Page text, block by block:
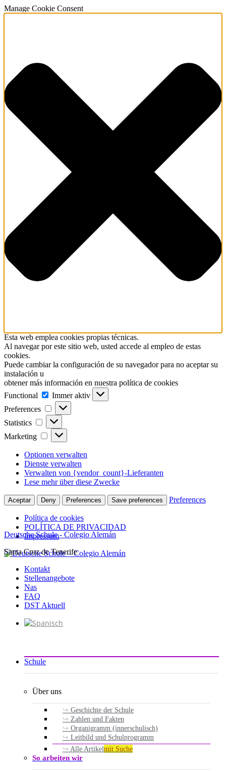
Manage Cookie Consent
Esta web emplea cookies propias técnicas.
Al navegar por este sitio web, usted accede al empleo de estas
cookies.
Puede cambiar la configuración de su navegador para no aceptar su
instalación u
obtener más información en nuestra política de cookies
Functional
Functional
Immer aktiv
Preferences
Preferences
Statistics Statistics
Marketing Marketing
Optionen verwalten
Dienste verwalten
Verwalten von {vendor_count}-Lieferanten
Lese mehr über diese Zwecke
Aceptar Deny Preferences Save preferences Preferences
Política de cookies
POLÍTICA DE PRIVACIDAD
Impressum
Zum
springen
Deutsche Schule - Colegio Alemán
Santa Cruz de Tenerife
Kontakt
Stellenangebote
Nas
FAQ
DST Aktuell
Schule
Über uns
Geschichte der Schule
Zahlen und Fakten
Organigramm (innerschulisch)
Leitbild und Schulprogramm
Alle Artikelmit Suche
So arbeiten wir